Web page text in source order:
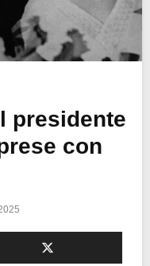
presidente
con